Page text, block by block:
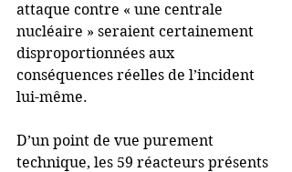
attaque contre « une centrale
nucléaire » seraient certainement
disproportionnées aux
conséquences réelles de l’incident
lui-même.
D’un point de vue purement
technique, les 59 réacteurs présents